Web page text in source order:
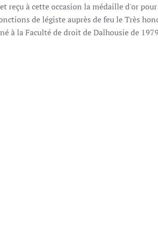
reçu à cette occasion la médaille d'or
de légiste auprès de feu le Très
à la Faculté de droit de Dalhousie de